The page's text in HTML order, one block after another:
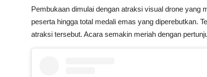
Pembukaan dimulai dengan atraksi visual drone yang
peserta hingga total medali emas yang diperebutkan.
atraksi tersebut. Acara semakin meriah dengan